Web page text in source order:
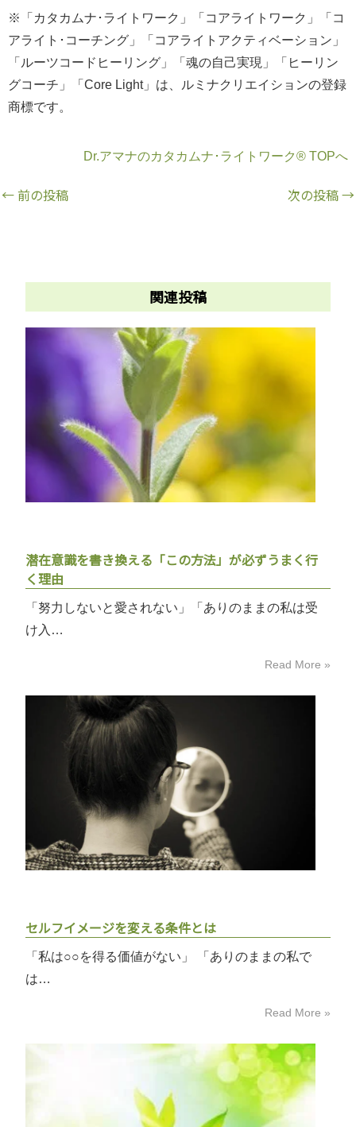
※「カタカムナ･ライトワーク」「コアライトワーク」「コ
アライト･コーチング」「コアライトアクティベーション」
「ルーツコードヒーリング」「魂の自己実現」「ヒーリン
グコーチ」「Core Light」は、ルミナクリエイションの登録
商標です。
Dr.アマナのカタカムナ･ライトワーク® TOPへ
←前の投稿 次の投稿→
関連投稿
潜在意識を書き換える「この方法」が必ずうまく行
く理由
「努力しないと愛されない」「ありのままの私は受
け入…
Read More »
セルフイメージを変える条件とは
「私は○○を得る価値がない」 「ありのままの私で
は…
Read More »